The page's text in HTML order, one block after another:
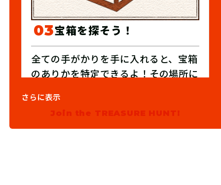
03宝箱を探そう！
全ての手がかりを手に入れると、宝箱
のありかを特定できるよ！その場所に
さらに表示
Join the TREASURE HUNT!